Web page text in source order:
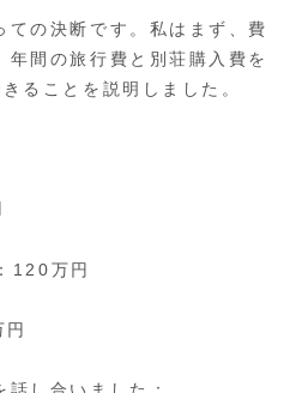
ての決断です。私はまず、費
年間の旅行費と別荘購入費を
ることを説明しました。
120万円